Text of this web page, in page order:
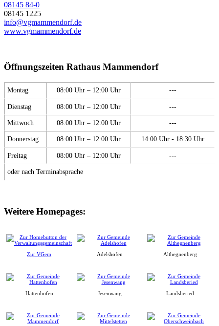
08145 84-0
08145 1225
info@vgmammendorf.de
www.vgmammendorf.de
Öffnungszeiten Rathaus Mammendorf
Montag 08:00 Uhr – 12:00 Uhr ---
Dienstag 08:00 Uhr – 12:00 Uhr ---
Mittwoch 08:00 Uhr – 12:00 Uhr ---
Donnerstag 08:00 Uhr – 12:00 Uhr 14:00 Uhr - 18:30 Uhr
Freitag 08:00 Uhr – 12:00 Uhr ---
oder nach Terminabsprache
Weitere Homepages:
Zur VGem Adelshofen Althegnenberg
Hattenhofen Jesenwang Landsberied